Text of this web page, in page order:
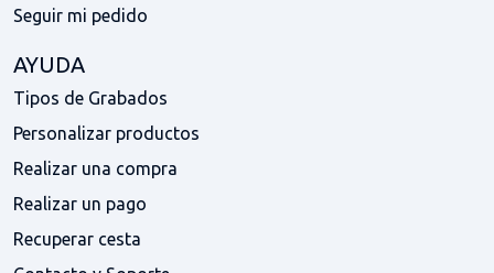
Seguir mi pedido
AYUDA
Tipos de Grabados
Personalizar productos
Realizar una compra
Realizar un pago
Recuperar cesta